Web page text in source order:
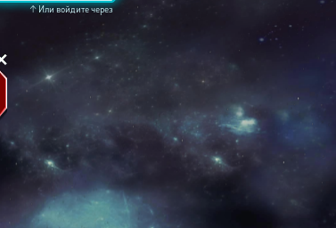
↑Или войдите через